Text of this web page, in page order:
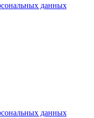
данных
данных